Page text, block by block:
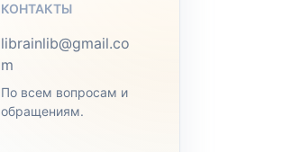
КОНТАКТЫ
librainlib@gmail.co
m
По всем вопросам и
обращениям.